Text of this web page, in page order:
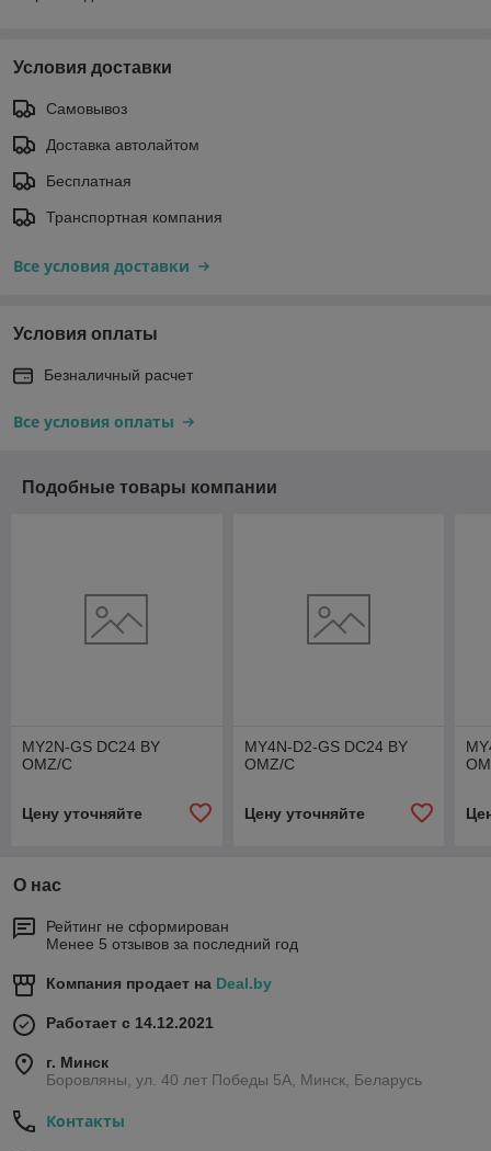
Условия доставки
Самовывоз
Доставка автолайтом
Бесплатная
Транспортная компания
Все условия доставки
Условия оплаты
Безналичный расчет
Все условия оплаты
Подобные товары компании
MY2N-GS DC24 BY
OMZ/C
Цену уточняйте
MY4N-D2-GS DC24 BY
OMZ/C
Цену уточняйте
О нас
Рейтинг не сформирован
Менее 5 отзывов за последний год
Компания продает на Deal.by
Работает с 14.12.2021
г. Минск
Боровляны, ул. 40 лет Победы 5A, Минск, Беларусь
Контакты